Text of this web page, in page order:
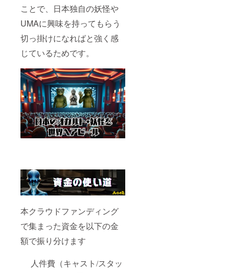
ことで、日本独自の妖怪や
UMAに興味を持ってもらう
切っ掛けになればと強く感
じているためです。
本クラウドファンディング
で集まった資金を以下の金
額で振り分けます
人件費（キャスト/スタッ